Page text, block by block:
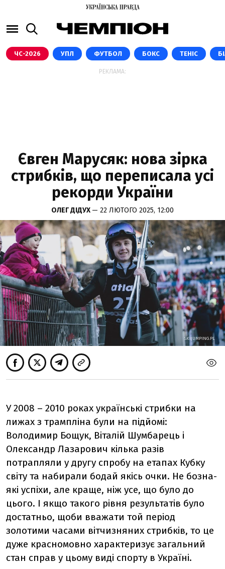
ЧС-2026 УПЛ ФУТБОЛ БОКС ТЕНІС
РЕКЛАМА:
Євген Марусяк: нова зірка
стрибків, що переписала усі
рекорди України
ОЛЕГ ДІДУХ — 22 ЛЮТОГО 2025, 12:00
SKIJUMPING.PL
У 2008 – 2010 роках українські стрибки на
лижах з трампліна були на підйомі:
Володимир Бощук, Віталій Шумбарець і
Олександр Лазарович кілька разів
потрапляли у другу спробу на етапах Кубку
світу та набирали бодай якісь очки. Не бозна-
які успіхи, але краще, ніж усе, що було до
цього. І якщо такого рівня результатів було
достатньо, щоби вважати той період
золотими часами вітчизняних стрибків, то це
дуже красномовно характеризує загальний
стан справ у цьому виді спорту в Україні.